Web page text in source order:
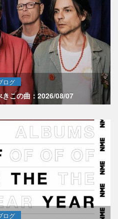
ログ
この曲：2026/08/07
ログ